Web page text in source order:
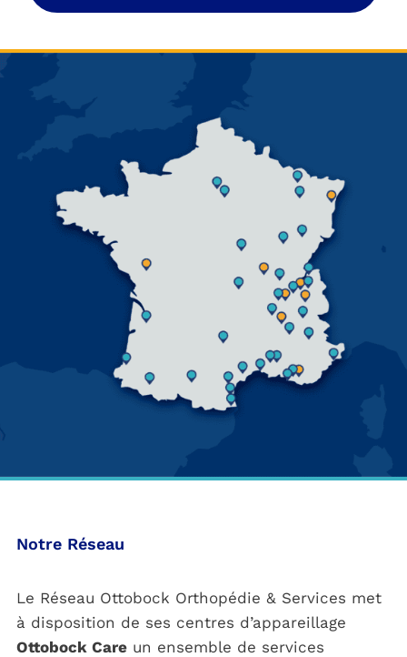
Notre Réseau
Le Réseau Ottobock Orthopédie & Services met
à disposition de ses centres d’appareillage
Ottobock Careun ensemble de services